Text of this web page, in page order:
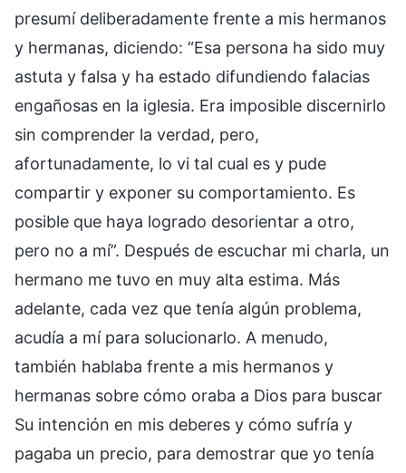
presumí deliberadamente frente a mis hermanos
y hermanas, diciendo: “Esa persona ha sido muy
astuta y falsa y ha estado difundiendo falacias
engañosas en la iglesia. Era imposible discernirlo
sin comprender la verdad, pero,
afortunadamente, lo vi tal cual es y pude
compartir y exponer su comportamiento. Es
posible que haya logrado desorientar a otro,
pero no a mí”. Después de escuchar mi charla, un
hermano me tuvo en muy alta estima. Más
adelante, cada vez que tenía algún problema,
acudía a mí para solucionarlo. A menudo,
también hablaba frente a mis hermanos y
hermanas sobre cómo oraba a Dios para buscar
Su intención en mis deberes y cómo sufría y
pagaba un precio, para demostrar que yo tenía